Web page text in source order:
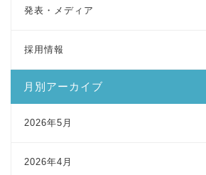
発表・メディア
採用情報
月別アーカイブ
2026年5月
2026年4月